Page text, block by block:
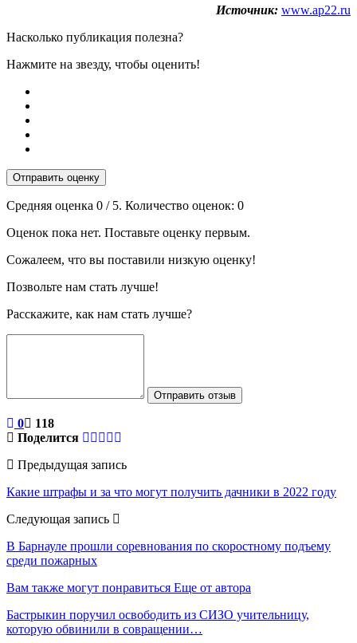
Источник: www.ap22.ru
Насколько публикация полезна?
Нажмите на звезду, чтобы оценить!
Отправить оценку
Средняя оценка 0 / 5. Количество оценок: 0
Оценок пока нет. Поставьте оценку первым.
Сожалеем, что вы поставили низкую оценку!
Позвольте нам стать лучше!
Расскажите, как нам стать лучше?
Отправить отзыв
0
118
Поделится
Предыдущая запись
Какие штрафы и за что могут получить дачники в 2022 году
Следующая запись
В Барнауле прошли соревнования по скоростному подъему
среди пожарных
Вам также могут понравиться Еще от автора
Бастрыкин поручил освободить из СИЗО учительницу,
которую обвинили в совращении…